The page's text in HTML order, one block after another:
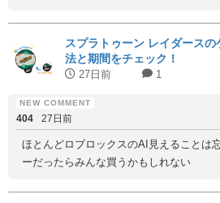
スプラトゥーン レイダース
法と期間をチェック！
27日前 1
404 27日前
ほとんどロブロックスのAI見えることは
ーだったらみんな買うかもしれない